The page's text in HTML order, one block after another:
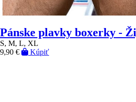
Pánske plavky boxerky -
S, M, L, XL
9,90 €
Kúpiť